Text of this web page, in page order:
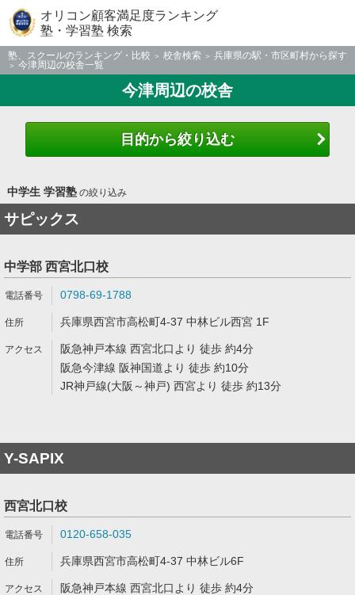
オリコン顧客満足度ランキング
塾・学習塾 検索
塾、スクールのランキング・比較 校舎検索
兵庫県の駅・市区町村から探す
今津周辺の校舎一覧
今津周辺の校舎
目的から絞り込む
中学生 学習塾の絞り込み
サピックス
中学部 西宮北口校
0798-69-1788
兵庫県西宮市高松町4-37 中林ビル西宮 1F
阪急神戸本線 西宮北口より 徒歩 約4分
阪急今津線 阪神国道より 徒歩 約10分
JR神戸線(大阪～神戸) 西宮より 徒歩 約13分
Y-SAPIX
西宮北口校
0120-658-035
兵庫県西宮市高松町4-37 中林ビル6F
阪急神戸本線 西宮北口より 徒歩 約4分